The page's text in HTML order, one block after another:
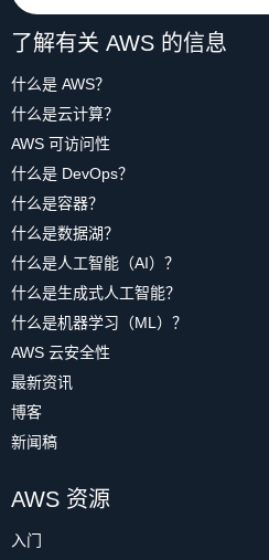
了解有关 AWS 的信息
什么是 AWS？
什么是云计算？
AWS 可访问性
什么是 DevOps？
什么是容器？
什么是数据湖？
什么是人工智能（AI）？
什么是生成式人工智能？
什么是机器学习（ML）？
AWS 云安全性
最新资讯
博客
新闻稿
AWS 资源
入门